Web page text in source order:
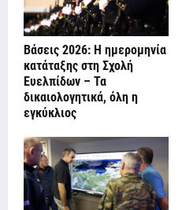
Βάσεις 2026: Η ημερομηνία
κατάταξης στη Σχολή
Ευελπίδων – Τα
δικαιολογητικά, όλη η
εγκύκλιος